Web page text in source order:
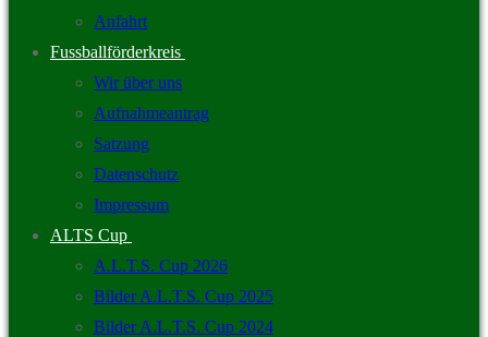
Anfahrt
Fussballförderkreis
Wir über uns
Aufnahmeantrag
Satzung
Datenschutz
Impressum
ALTS Cup
A.L.T.S. Cup 2026
Bilder A.L.T.S. Cup 2025
Bilder A.L.T.S. Cup 2024